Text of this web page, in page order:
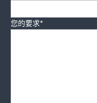
您的要求*